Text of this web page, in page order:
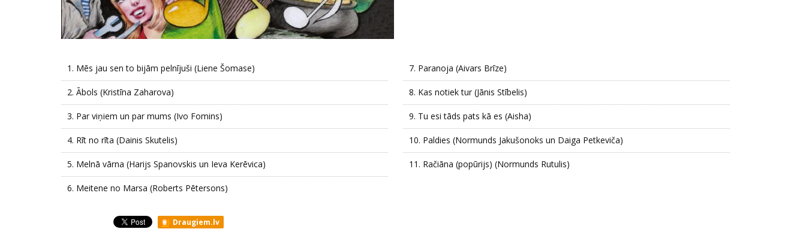
1. Mēs jau sen to bijām pelnījuši (Liene Šomase)
2. Ābols (Kristīna Zaharova)
3. Par viņiem un par mums (Ivo Fomins)
4. Rīt no rīta (Dainis Skutelis)
5. Melnā vārna (Harijs Spanovskis un Ieva Kerēvica)
6. Meitene no Marsa (Roberts Pētersons)
7. Paranoja (Aivars Brīze)
8. Kas notiek tur (Jānis Stībelis)
9. Tu esi tāds pats kā es (Aisha)
10. Paldies (Normunds Jakušonoks un Daiga Petkeviča)
11. Račiāna (popūrijs) (Normunds Rutulis)
Draugiem.lv